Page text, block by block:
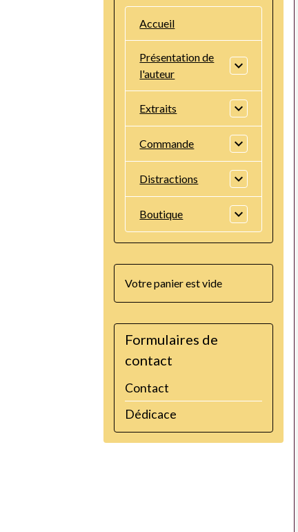
Accueil
Présentation de
l'auteur
Extraits
Commande
Distractions
Boutique
Votre panier est vide
Formulaires de
contact
Contact
Dédicace